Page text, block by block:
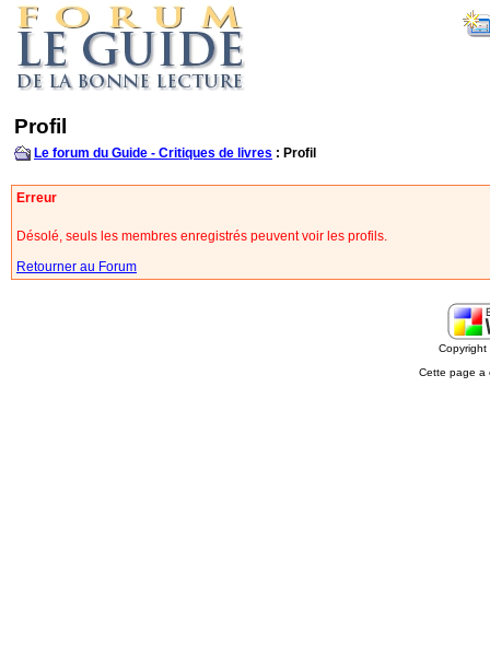
Profil
Le forum du Guide - Critiques de livres : Profil
Erreur
Désolé, seuls les membres enregistrés peuvent voir les profils.
Retourner au Forum
Cette page a